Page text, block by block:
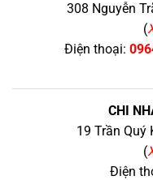
308 Nguyễn
(
Điện thoại:
CHI
19 Trần Quý
(
Điện